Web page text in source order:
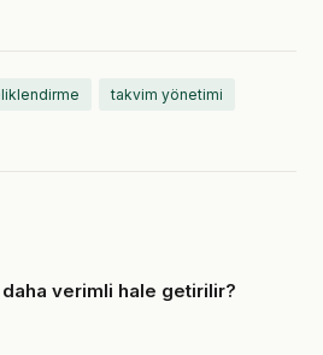
takvim yönetimi
daha verimli hale getirilir?